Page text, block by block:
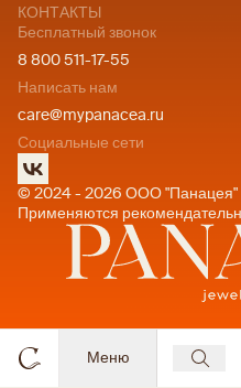
Меню
КОНТАКТЫ
Бесплатный звонок
8 800 511-17-55
Написать нам
care@mypanacea.ru
Социальные сети
© 2024 - 2026 ООО "Панацея"
Применяются